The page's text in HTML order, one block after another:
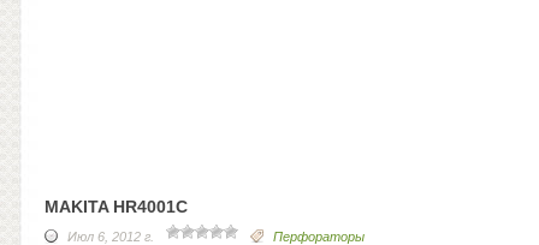
MAKITA HR4001C
Июл 6, 2012 г. Перфораторы